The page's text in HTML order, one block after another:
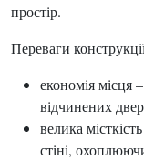
простір.
Переваги
економія місця
відчинених
велика
стіні,